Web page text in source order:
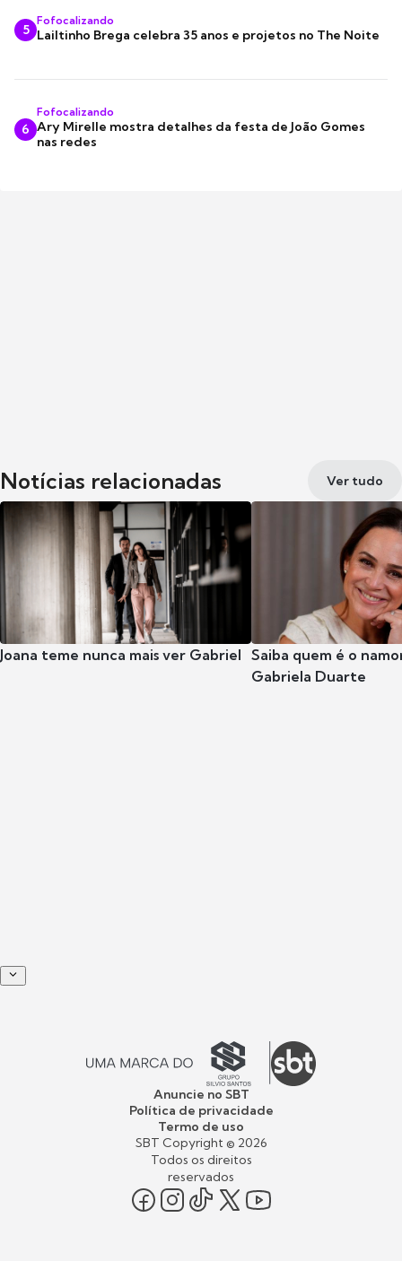
5
Fofocalizando
Lailtinho Brega celebra 35 anos e projetos no The Noite
6
Fofocalizando
Ary Mirelle mostra detalhes da festa de João Gomes
nas redes
Notícias relacionadas Ver tudo
Joana teme nunca mais ver Gabriel Saiba quem é o
Gabriela Duarte
Anuncie no SBT
Política de privacidade
Termo de uso
SBT Copyright © 2026
Todos os direitos
reservados